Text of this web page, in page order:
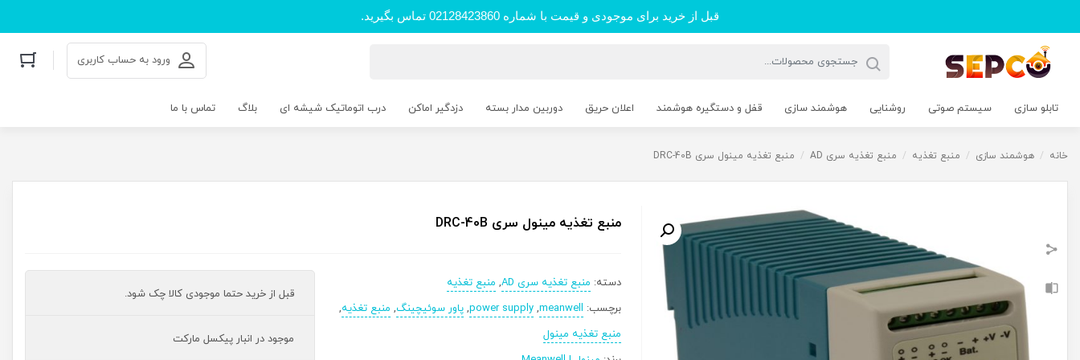
قبل از خرید برای موجودی و قیمت با شماره 02128423860 تماس بگیرید.
ورود به حساب کاربری
تابلو سازی سیستم صوتی روشنایی هوشمند سازی قفل و دستگیره هوشمند اعلان حریق دوربین مدار بسته دزدگیر اماکن درب اتوماتیک شیشه ای بلاگ تماس با ما
خانه / هوشمند سازی / منبع تغذیه / منبع تغذیه سری AD / منبع تغذیه مینول سری DRC-40B
منبع تغذیه مینول سری DRC-40B
دسته: منبع تغذیه سری AD , منبع تغذیه
برچسب: meanwell
,
power supply
,پاور سوئیچینگ, منبع تغذیه,
منبع تغذیه مینول
قبل از خرید حتما موجودی کالا چک شود.
موجود در انبار پیکسل مارکت